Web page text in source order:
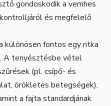
gondoskodik a vemhes
és megfelelő
fontos egy ritka
A tenyésztésbe vétel
(pl. csípő- és
örökletes betegségek),
a fajta standardjának